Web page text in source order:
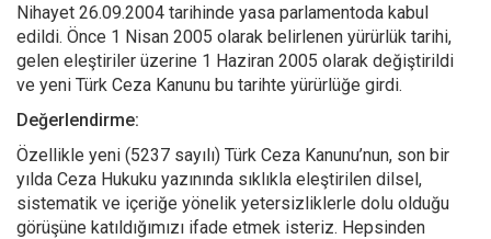
Nihayet 26.09.2004 tarihinde yasa parlamentoda kabul
edildi. Önce 1 Nisan 2005 olarak belirlenen yürürlük tarihi,
gelen eleştiriler üzerine 1 Haziran 2005 olarak değiştirildi
ve yeni Türk Ceza Kanunu bu tarihte yürürlüğe girdi.
Değerlendirme:
Özellikle yeni (5237 sayılı) Türk Ceza Kanunu’nun, son bir
yılda Ceza Hukuku yazınında sıklıkla eleştirilen dilsel,
sistematik ve içeriğe yönelik yetersizliklerle dolu olduğu
görüşüne katıldığımızı ifade etmek isteriz. Hepsinden